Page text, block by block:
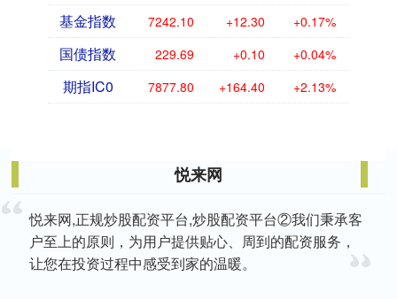
基金指数 7242.10 +12.30 +0.17%
国债指数 229.69 +0.10 +0.04%
期指IC0 7877.80 +164.40 +2.13%
悦来网
悦来网,正规炒股配资平台,炒股配资平台②我们秉承客
户至上的原则，为用户提供贴心、周到的配资服务，
让您在投资过程中感受到家的温暖。